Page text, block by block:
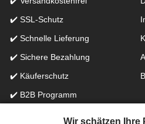
✔️ SSL-Schutz
✔️ Schnelle Lieferung
✔️ Sichere Bezahlung
✔️ Käuferschutz
✔️ B2B Programm
Wir schätzen Ihre